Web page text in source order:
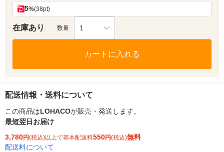
5%(38pt)
在庫あり 数量 1
カートに入れる
配送情報・送料について
この商品はLOHACOが販売・発送します。
最短翌日お届け
3,780円(税込)以上で基本配送料550円(税込)無料
配送料について